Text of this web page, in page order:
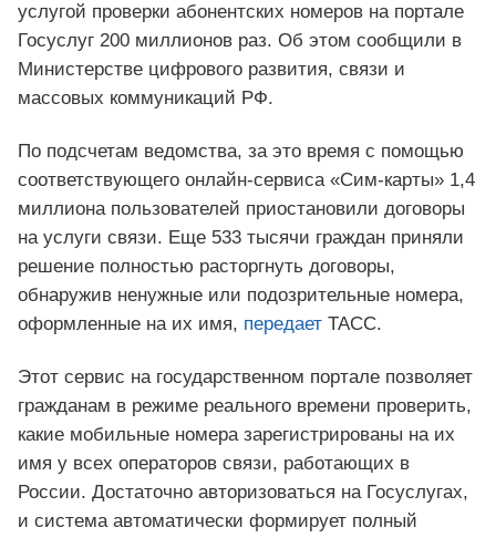
услугой проверки абонентских номеров на портале
Госуслуг 200 миллионов раз. Об этом сообщили в
Министерстве цифрового развития, связи и
массовых коммуникаций РФ.
По подсчетам ведомства, за это время с помощью
соответствующего онлайн-сервиса «Сим-карты» 1,4
миллиона пользователей приостановили договоры
на услуги связи. Еще 533 тысячи граждан приняли
решение полностью расторгнуть договоры,
обнаружив ненужные или подозрительные номера,
оформленные на их имя, передает ТАСС.
Этот сервис на государственном портале позволяет
гражданам в режиме реального времени проверить,
какие мобильные номера зарегистрированы на их
имя у всех операторов связи, работающих в
России. Достаточно авторизоваться на Госуслугах,
и система автоматически формирует полный